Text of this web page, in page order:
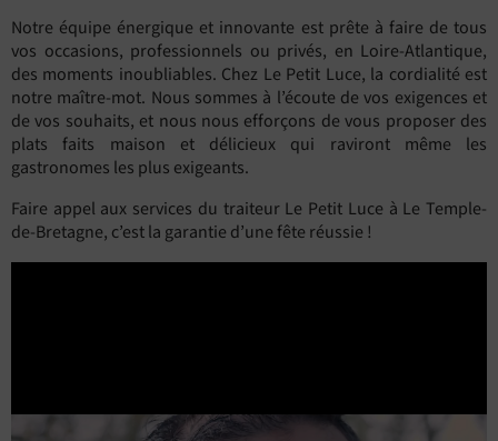
Notre équipe énergique et innovante est prête à faire de tous
vos occasions, professionnels ou privés, en Loire-Atlantique,
des moments inoubliables. Chez Le Petit Luce, la cordialité est
notre maître-mot. Nous sommes à l’écoute de vos exigences et
de vos souhaits, et nous nous efforçons de vous proposer des
plats faits maison et délicieux qui raviront même les
gastronomes les plus exigeants.
Faire appel aux services du traiteur Le Petit Luce à Le Temple-
de-Bretagne, c’est la garantie d’une fête réussie !